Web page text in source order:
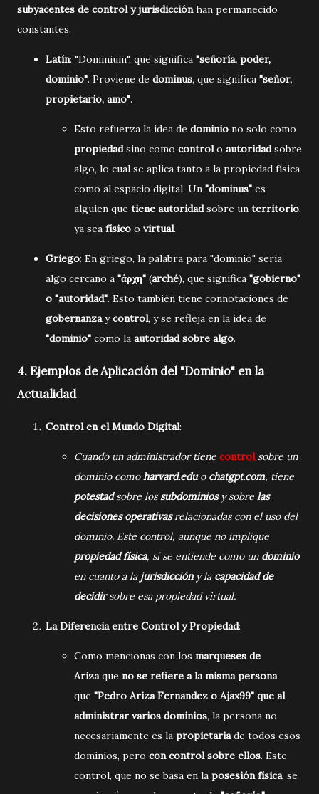
subyacentes de control y jurisdicción han permanecido
constantes.
Latín: "Dominium", que significa "señoría, poder,
dominio". Proviene de dominus, que significa "señor,
propietario, amo".
Esto refuerza la idea de dominio no solo como
propiedad sino como control o autoridad sobre
algo, lo cual se aplica tanto a la propiedad física
como al espacio digital. Un "dominus" es
alguien que tiene autoridad sobre un territorio,
ya sea físico o virtual.
Griego: En griego, la palabra para "dominio" sería
algo cercano a "άρχη" (arché), que significa "gobierno"
o "autoridad". Esto también tiene connotaciones de
gobernanza ycontrol, y se refleja en la idea de
"dominio" como la autoridad sobre algo.
4. Ejemplos de Aplicación del "Dominio" en la
Actualidad
Control en el Mundo Digital:
Cuando un administrador tiene controlsobre un
dominio comoharvard.eduo chatgpt.com, tiene
potestadsobre lossubdominiosy sobre las
decisiones operativasrelacionadas con el uso del
dominio. Este control, aunque no implique
propiedad física, sí se entiende como un dominio
en cuanto a la jurisdiccióny la capacidad de
decidirsobre esa propiedad virtual.
La Diferencia entre Control y Propiedad:
Como mencionas con los marqueses de
Arizaque no se refiere a la misma persona
que "Pedro Ariza Fernandez o Ajax99" que al
administrar varios dominios, la persona no
necesariamente es la propietariade todos esos
dominios, pero con control sobre ellos. Este
control, que no se basa en la posesión física, se